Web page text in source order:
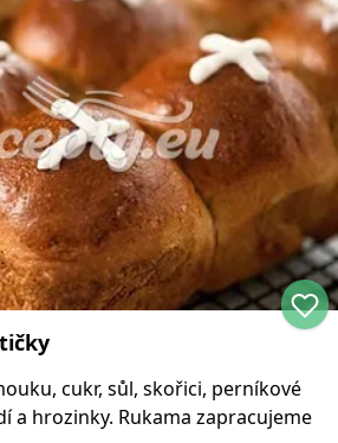
cukr, sůl, skořici, perníkové
a hrozinky. Rukama zapracujeme